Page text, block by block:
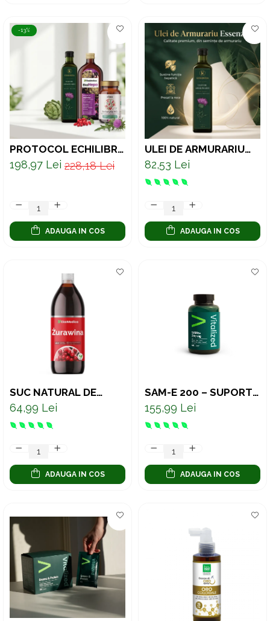
-13%
PROTOCOL ECHILIBRU
GLICEMIC – SUPORT
PENTRU GLICEMIE,
228,18 Lei
198,97 Lei
ADAUGA IN COS
ULEI DE ARMURARIU
100% PRESAT LA RECE
– SUPORT NATURAL
PENTRU DETOX ȘI
SĂNĂTATEA FICATULUI
82,53 Lei
ADAUGA IN COS
SUC NATURAL DE
MERIȘOR CU VITAMINA
C – SUPORT PENTRU
TRACTUL URINAR, 1
LITRU
64,99 Lei
ADAUGA IN COS
SAM-E 200 – SUPORT
PENTRU SISTEMUL
NERVOS, ECHILIBRU
PSIHOLOGIC ȘI
METILARE, 60
155,99 Lei
ADAUGA IN COS